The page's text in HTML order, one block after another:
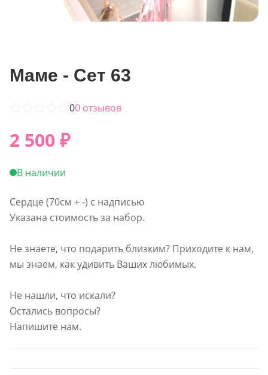
Маме - Сет 63
00 отзывов
2 500 ₽
В наличии
Сердце (70см + -) с надписью
Указана стоимость за набор.
Не знаете, что подарить близким? Приходите к нам,
мы знаем, как удивить Ваших любимых.
Не нашли, что искали?
Остались вопросы?
Напишите нам.